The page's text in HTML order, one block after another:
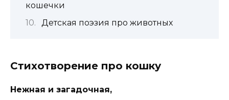
кошечки
Детская поэзия про животных
Стихотворение про кошку
Нежная и загадочная,